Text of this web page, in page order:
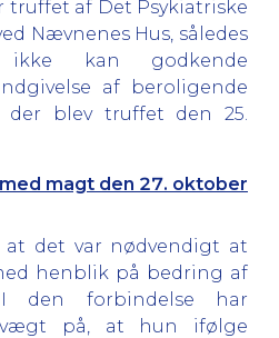
truffet af Det Psykiatriske
Nævnenes Hus, således
kan godkende
af beroligende
der blev truffet den 25.
magt den 27. oktober
at det var nødvendigt at
henblik på bedring af
den forbindelse har
på, at hun ifølge